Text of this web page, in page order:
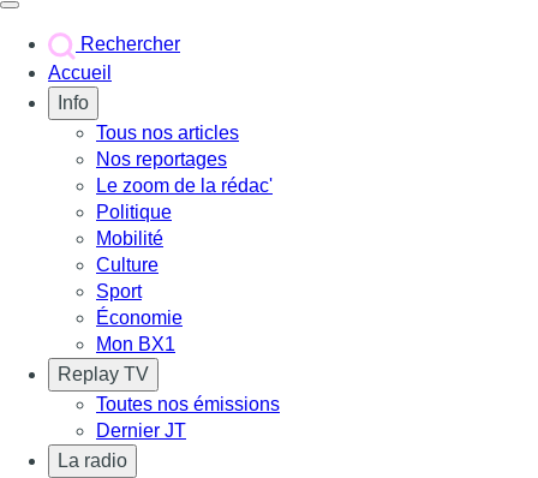
Rechercher
Accueil
Info
Tous nos articles
Nos reportages
Le zoom de la rédac'
Politique
Mobilité
Culture
Sport
Économie
Mon BX1
Replay TV
Toutes nos émissions
Dernier JT
La radio